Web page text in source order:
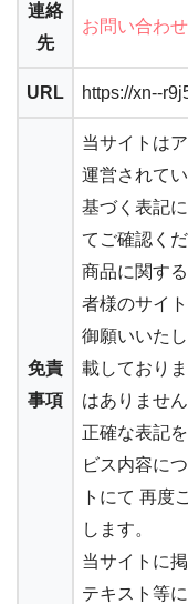
連絡
先
お問い合わ
URL https://xn--
免責
事項
当サイトは
運営されて
基づく表記
てご確認くだ
商品に関す
者様のサイ
御願いいた
載しており
はありません
正確な表記
ビス内容に
トにて 再度
します。
当サイトに
テキスト等